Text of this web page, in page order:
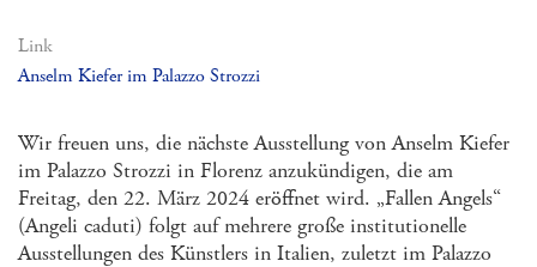
Link
Anselm Kiefer im Palazzo Strozzi
Wir freuen uns, die nächste Ausstellung von Anselm Kiefer
im Palazzo Strozzi in Florenz anzukündigen, die am
Freitag, den 22. März 2024 eröffnet wird. „Fallen Angels“
(Angeli caduti) folgt auf mehrere große institutionelle
Ausstellungen des Künstlers in Italien, zuletzt im Palazzo